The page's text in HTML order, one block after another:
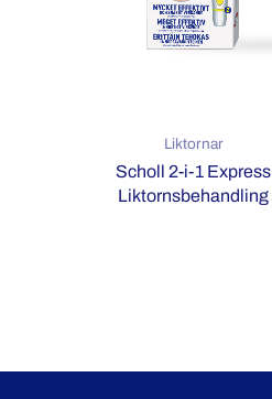
Liktornar
Scholl 2-i-1 Express
Liktornsbehandling